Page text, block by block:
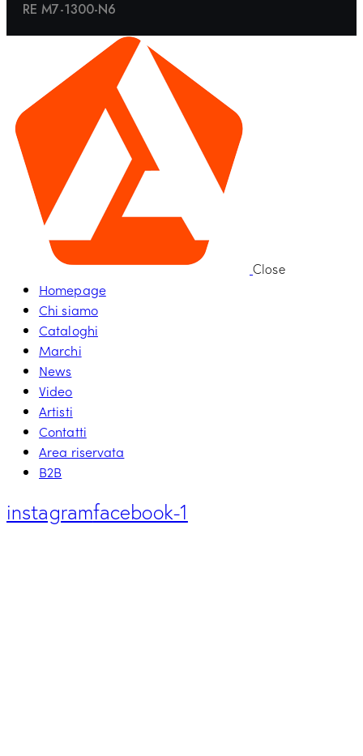
RE M7-1300-N6
Close
Homepage
Chi siamo
Cataloghi
Marchi
News
Video
Artisti
Contatti
Area riservata
B2B
instagramfacebook-1